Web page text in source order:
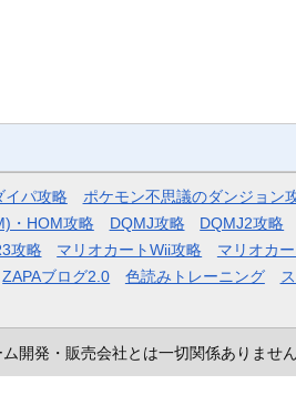
イパ攻略 ポケモン不思議のダンジョン
・HOM攻略 DQMJ攻略 DQMJ2攻略
攻略 マリオカートWii攻略 マリオカ
ZAPAブログ2.0 色読みトレーニング
発・販売会社とは一切関係ありません